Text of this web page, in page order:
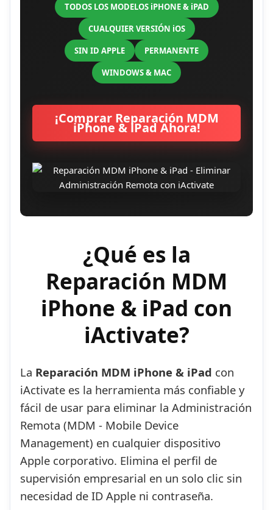
TODOS LOS MODELOS iPHONE & iPAD
CUALQUIER VERSIÓN iOS
SIN ID APPLE
PERMANENTE
WINDOWS & MAC
¡Comprar Reparación MDM
iPhone & iPad Ahora!
¿Qué es la
Reparación MDM
iPhone & iPad con
iActivate?
La Reparación MDM iPhone & iPad con
iActivate es la herramienta más confiable y
fácil de usar para eliminar la Administración
Remota (MDM - Mobile Device
Management) en cualquier dispositivo
Apple corporativo. Elimina el perfil de
supervisión empresarial en un solo clic sin
necesidad de ID Apple ni contraseña.